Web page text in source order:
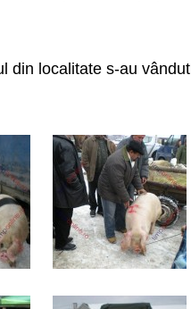
din localitate s-au vândut